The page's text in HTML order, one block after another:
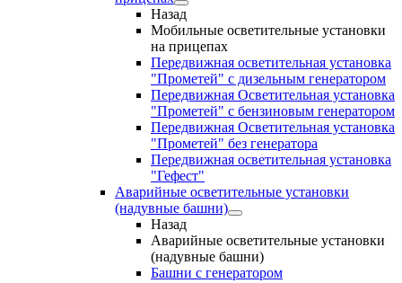
Назад
Мобильные осветительные установки
на прицепах
Передвижная осветительная установка
"Прометей" с дизельным генератором
Передвижная Осветительная установка
"Прометей" с бензиновым генератором
Передвижная Осветительная установка
"Прометей" без генератора
Передвижная осветительная установка
"Гефест"
Аварийные осветительные установки
(надувные башни)
Назад
Аварийные осветительные установки
(надувные башни)
Башни с генератором